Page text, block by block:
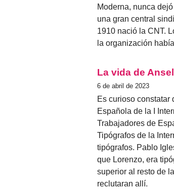
Moderna, nunca
una gran central
1910 nació la CNT.
la organización
La vida de
6 de abril de 2023
Es curioso constatar
Española de la I
Trabajadores de
Tipógrafos de la
tipógrafos. Pablo
que Lorenzo, era
superior al resto de
reclutaran allí.